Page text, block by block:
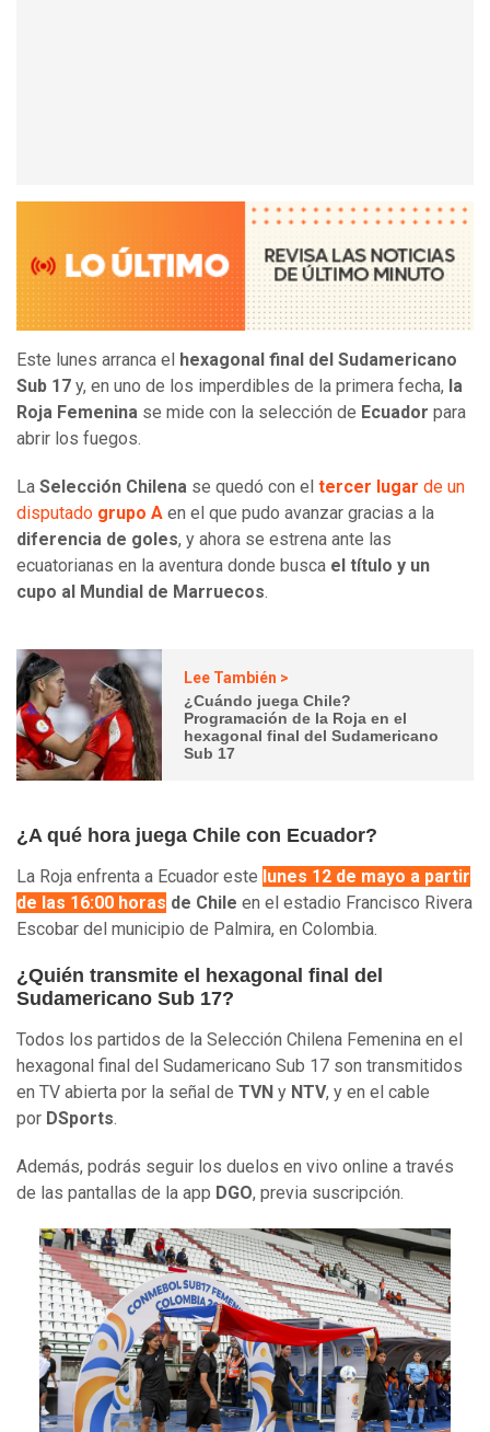
Este lunes arranca el
hexagonal final del Sudamericano
Sub 17 y, en uno de los imperdibles de la primera fecha, la
Roja Femenina se mide con la selección de Ecuador para
abrir los fuegos.
La Selección Chilena se quedó con el tercer lugar de un
disputado grupo A en el que pudo avanzar gracias a la
diferencia de goles, y ahora se estrena ante las
ecuatorianas en la aventura donde busca el título y un
cupo al Mundial de Marruecos.
Lee También >
¿Cuándo juega Chile?
Programación de la Roja en el
hexagonal final del Sudamericano
Sub 17
¿A qué hora juega Chile con Ecuador?
La Roja enfrenta a Ecuador este lunes 12 de mayo a partir
de las 16:00 horas de Chile en el estadio Francisco Rivera
Escobar del municipio de Palmira, en Colombia.
¿Quién transmite el hexagonal final del
Sudamericano Sub 17?
Todos los partidos de la Selección Chilena Femenina en el
hexagonal final del Sudamericano Sub 17 son transmitidos
en TV abierta por la señal de TVN y NTV, y en el cable
por DSports.
Además, podrás seguir los duelos en vivo online a través
de las pantallas de la app DGO, previa suscripción.